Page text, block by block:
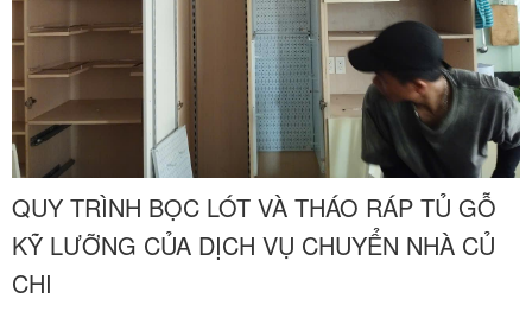
QUY TRÌNH BỌC LÓT VÀ THÁO RÁP TỦ GỖ
KỸ LƯỠNG CỦA DỊCH VỤ CHUYỂN NHÀ CỦ
CHI